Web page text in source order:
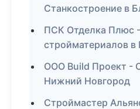
Станкостроение в
ПСК Отделка Плюс
стройматериалов в
ООО Build Проект -
Нижний Новгород
Строймастер